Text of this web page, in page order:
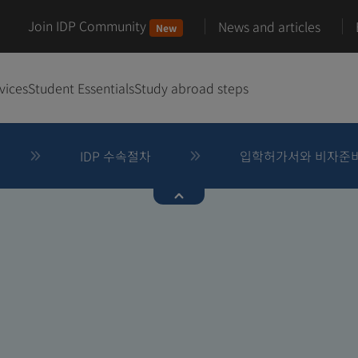
Join IDP Community New News and articles
Student EssentialsStudy abroad steps
IDP 수속절차 입학허가서와 비자준